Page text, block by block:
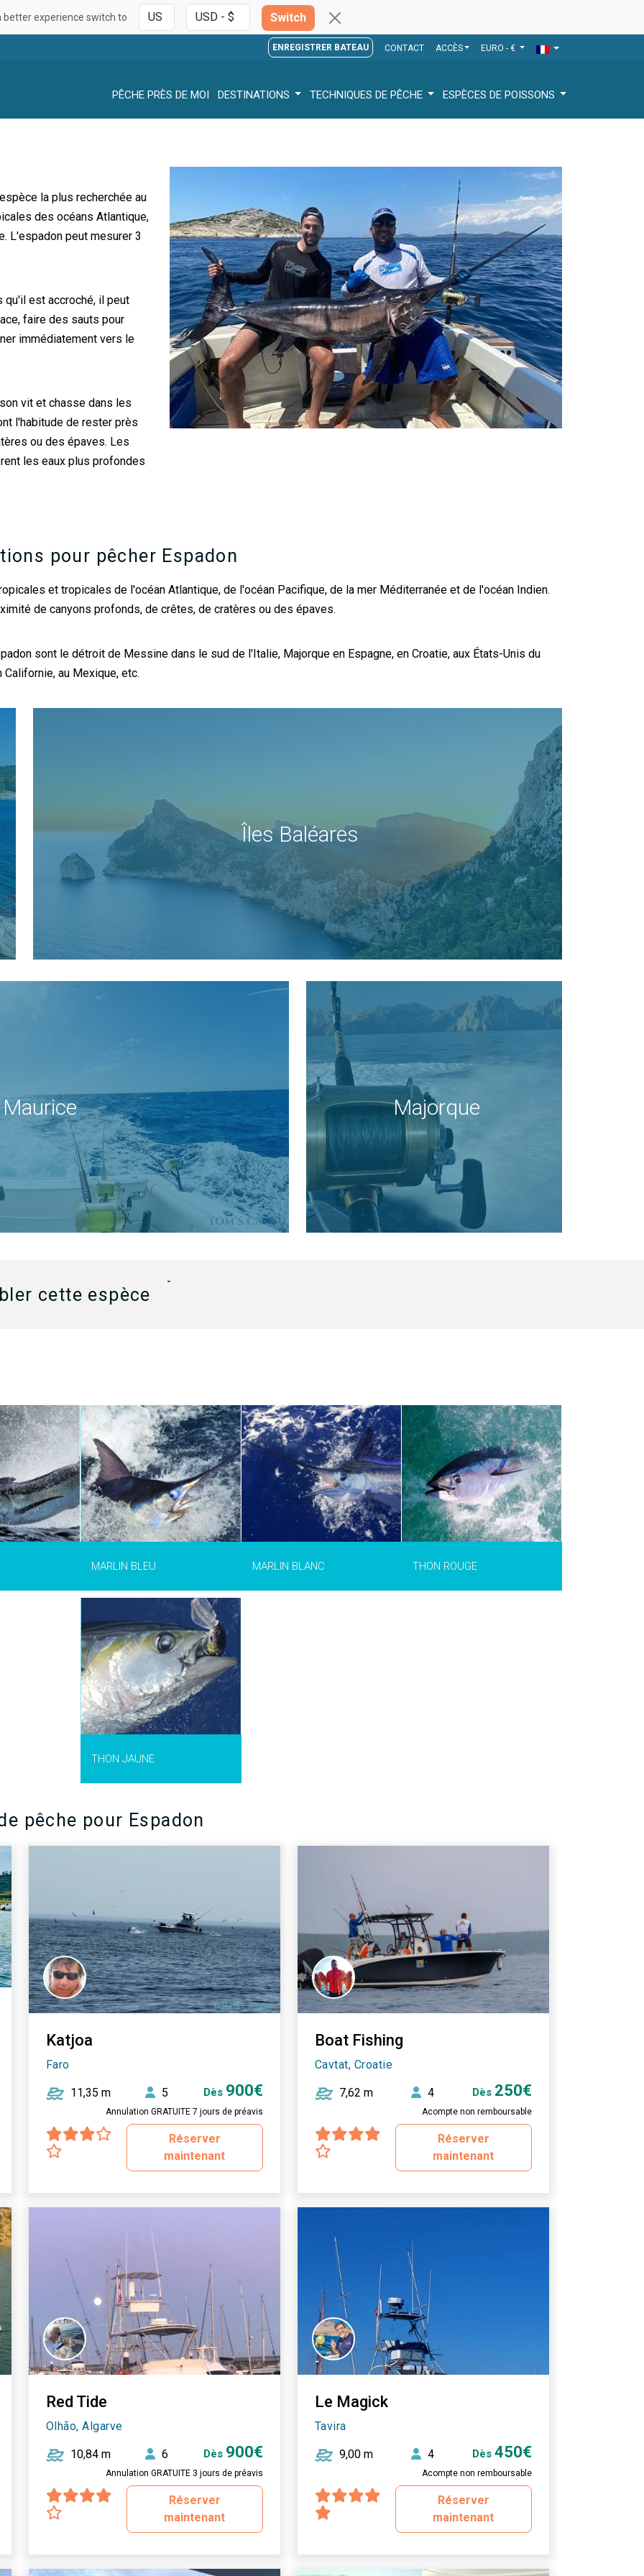
better experience switch to Switch
ENREGISTRER BATEAU CONTACT ACCÈS EURO - €
PÊCHE PRÈS DE MOI DESTINATIONS TECHNIQUES DE PÊCHE ESPÈCES DE POISSONS
la plus recherchée au
des océans Atlantique,
L'espadon peut mesurer 3
qu'il est accroché, il peut
faire des sauts pour
immédiatement vers le
vit et chasse dans les
l'habitude de rester près
ou des épaves. Les
les eaux plus profondes
pour pêcher Espadon
et tropicales de l'océan Atlantique, de l'océan Pacifique, de la mer Méditerranée et de l'océan Indien.
de canyons profonds, de crêtes, de cratères ou des épaves.
sont le détroit de Messine dans le sud de l'Italie, Majorque en Espagne, en Croatie, aux États-Unis du
au Mexique, etc.
Îles Baléares
Majorque
cette espèce
-
nommé
le
entre les
connu pour
se nourrit
journée de
poulpes. En
ce
à la
et avec
(bonite,
>
MARLIN BLEU
Le makaire blanc ou bien marlin
blanc (
Kajikia albida) est
un poisson très populaire entre
les pêcheurs. Ce poisson, connu
pour sa lutte explosive, se nourrit
surtout pendant la journée de
calamar, poisson et poulpes. En
haute mer, l'on cible ce
déprédateur généralement à la
traine avec des leurres et avec
des appâts naturels (bonite,
maquereau...)
MARLIN BLANC
Le Thon Rouge (Thunnus thynnus)
est un poisson qui peut peser
plus de 500kg. Le record en fait
faisait 780kg. On peut cibler ces
puissants déprédateurs à la
traine, au jigging, au spinning ou
à la broumée en haute mer.
PLUS D’INFO >
THON ROUGE
THON JAUNE
pêche pour Espadon
Katjoa
Faro
11,35 m 5 Dès 900€
Annulation GRATUITE 7 jours de préavis
Réserver
maintenant
Boat Fishing
Cavtat, Croatie
7,62 m 4 Dès 250€
Acompte non remboursable
Réserver
maintenant
Red Tide
Olhão, Algarve
10,84 m 6 Dès 900€
Annulation GRATUITE 3 jours de préavis
Réserver
maintenant
Le Magick
Tavira
9,00 m 4 Dès 450€
Acompte non remboursable
Réserver
maintenant